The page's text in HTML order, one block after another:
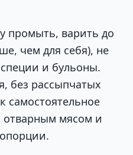
промыть, варить до
чем для себя), не
и бульоны.
без рассыпчатых
самостоятельное
мясом и